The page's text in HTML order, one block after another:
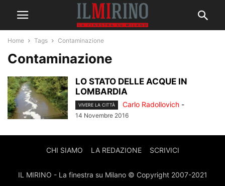
Home Tags Contaminazione
Contaminazione
LO STATO DELLE ACQUE IN
LOMBARDIA
VIVERE LA CITTÀ Carlo Radollovich -
14 Novembre 2016
CHI SIAMO LA REDAZIONE SCRIVICI
IL MIRINO - La finestra su Milano © Copyright 2007-2021